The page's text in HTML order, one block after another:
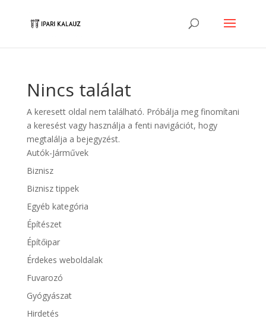
Nincs találat
A keresett oldal nem található. Próbálja meg finomítani
a keresést vagy használja a fenti navigációt, hogy
megtalálja a bejegyzést.
Autók-Járművek
Biznisz
Biznisz tippek
Egyéb kategória
Építészet
Építőipar
Érdekes weboldalak
Fuvarozó
Gyógyászat
Hirdetés